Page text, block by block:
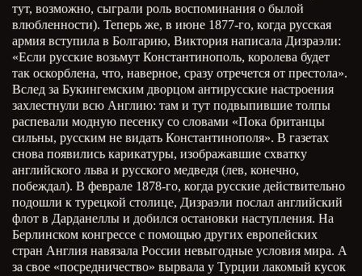
тут, возможно, сыграли роль воспоминания о былой
влюбленности). Теперь же, в июне 1877-го, когда русская
армия вступила в Болгарию, Виктория написала Дизраэли:
«Если русские возьмут Константинополь, королева будет
так оскорблена, что, наверное, сразу отречется от престола».
Вслед за Букингемским дворцом антирусские настроения
захлестнули всю Англию: там и тут подвыпившие толпы
распевали модную песенку со словами «Пока британцы
сильны, русским не видать Константинополя». В газетах
снова появились карикатуры, изображавшие схватку
английского льва и русского медведя (лев, конечно,
побеждал). В феврале 1878-го, когда русские действительно
подошли к турецкой столице, Дизраэли послал английский
флот в Дарданеллы и добился остановки наступления. На
Берлинском конгрессе с помощью других европейских
стран Англия навязала России невыгодные условия мира. А
за свое «посредничество» вырвала у Турции лакомый кусок